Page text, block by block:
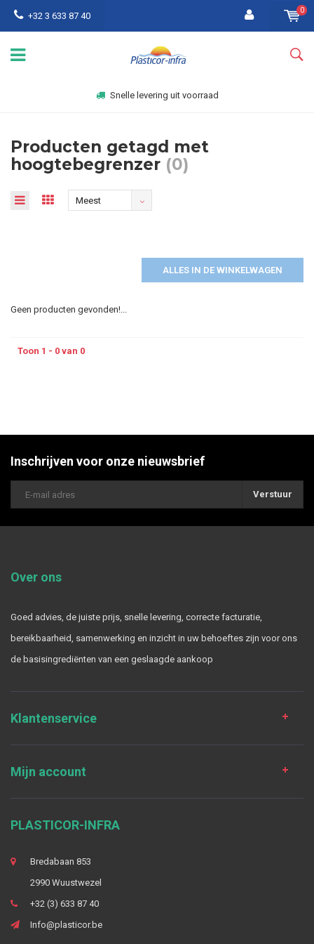
+32 3 633 87 40
0
Snelle levering uit voorraad
Producten getagd met
hoogtebegrenzer (0)
Meest
ALLES IN DE WINKELWAGEN
Geen producten gevonden!...
Toon 1 - 0 van 0
Inschrijven voor onze nieuwsbrief
Verstuur
Over ons
Goed advies, de juiste prijs, snelle levering, correcte facturatie,
bereikbaarheid, samenwerking en inzicht in uw behoeftes zijn voor ons
de basisingrediënten van een geslaagde aankoop
Klantenservice
Mijn account
PLASTICOR-INFRA
Bredabaan 853
2990 Wuustwezel
+32 (3) 633 87 40
Info@plasticor.be